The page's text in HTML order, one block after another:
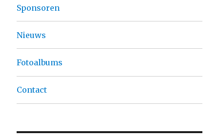
Sponsoren
Nieuws
Fotoalbums
Contact